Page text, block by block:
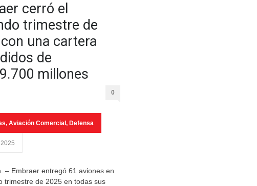
cerró el
trimestre de
una cartera
de
millones
0
, Aviación Comercial , Defensa
– Embraer entregó 61 aviones en
trimestre de 2025 en todas sus